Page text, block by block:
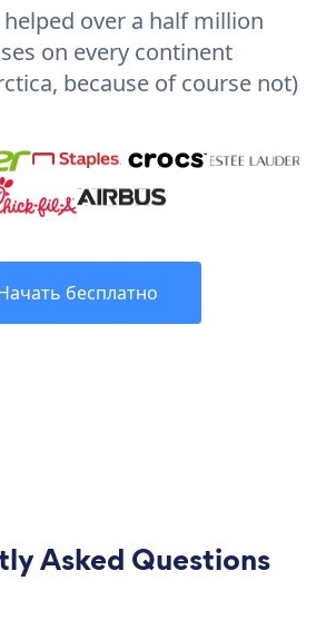
helped over a half million
on every continent
because of course not)
бесплатно
Asked Questions